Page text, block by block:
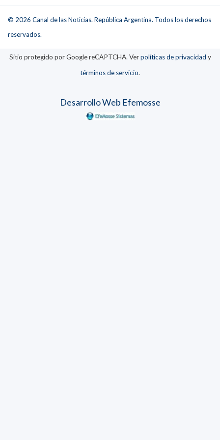
© 2026 Canal de las Noticias. República Argentina. Todos los derechos
reservados.
Sitio protegido por Google reCAPTCHA. Verpolíticas de privacidad y
términos de servicio.
Desarrollo Web Efemosse